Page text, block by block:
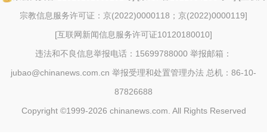
宗教信息服务许可证：京(2022)0000118；京(2022)0000119]
[互联网新闻信息服务许可证10120180010]
违法和不良信息举报电话：15699788000 举报邮箱：
jubao@chinanews.com.cn 举报受理和处置管理办法 总机：86-10-
87826688
Copyright ©1999-2026 chinanews.com. All Rights Reserved